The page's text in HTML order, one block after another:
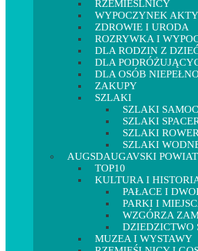
RZEMIEŚLNICY
WYPOCZYNEK
ZDROWIE I URODA
ROZRYWKA I
DLA RODZIN Z
DLA
DLA OSÓB
ZAKUPY
SZLAKI
SZLAKI
SZLAKI
SZLAKI
SZLAKI
AUGSDAUGAVSKI POWIAT
TOP10
KULTURA I
PAŁACE I
PARKI I
WZGÓRZA
DZIEDZICTWO
MUZEA I WYSTAWY